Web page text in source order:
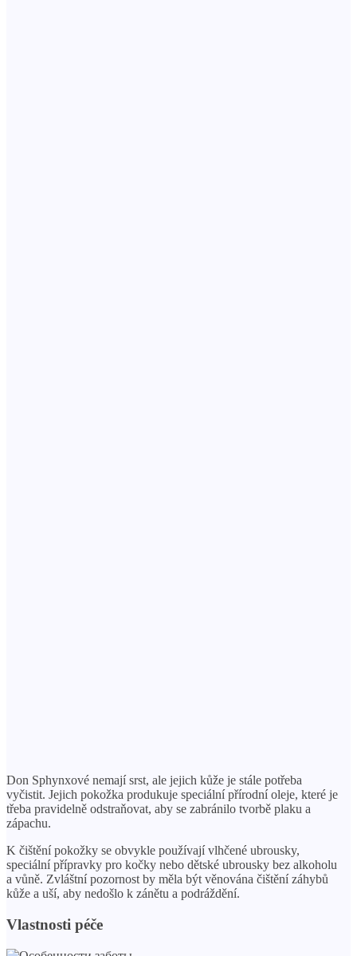
Don Sphynxové nemají srst, ale jejich kůže je stále potřeba
vyčistit. Jejich pokožka produkuje speciální přírodní oleje, které je
třeba pravidelně odstraňovat, aby se zabránilo tvorbě plaku a
zápachu.
K čištění pokožky se obvykle používají vlhčené ubrousky,
speciální přípravky pro kočky nebo dětské ubrousky bez alkoholu
a vůně. Zvláštní pozornost by měla být věnována čištění záhybů
kůže a uší, aby nedošlo k zánětu a podráždění.
Vlastnosti péče